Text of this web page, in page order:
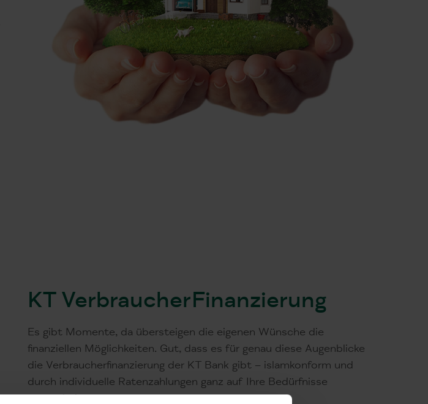
KT VerbraucherFinanzierung
Es gibt Momente, da übersteigen die eigenen Wünsche die
finanziellen Möglichkeiten. Gut, dass es für genau diese Augenblicke
die Verbraucherfinanzierung der KT Bank gibt – islamkonform und
durch individuelle Ratenzahlungen ganz auf Ihre Bedürfnisse
zugeschnitten.